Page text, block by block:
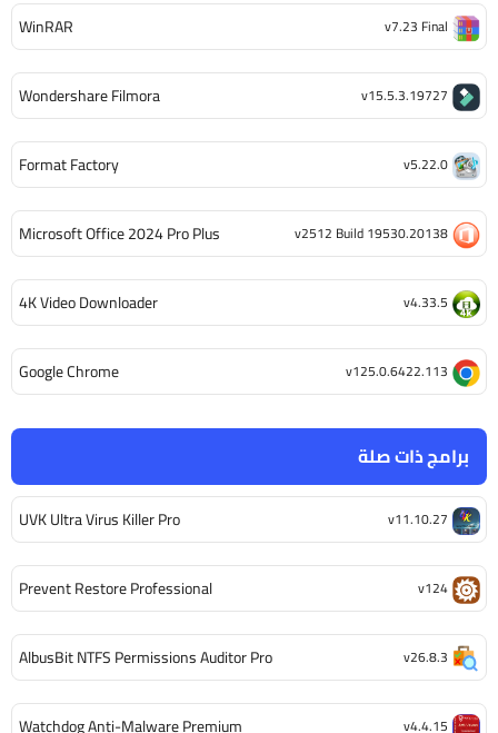
برامج ذات صلة
UVK Ultra Virus Killer Pro v11.10.27
Prevent Restore Professional v124
AlbusBit NTFS Permissions Auditor Pro v26.8.3
Watchdog Anti-Malware Premium v4.4.15
WinRAR v7.23 Final
Wondershare Filmora v15.5.3.19727
Format Factory v5.22.0
Microsoft Office 2024 Pro Plus v2512 Build 19530.20138
4K Video Downloader v4.33.5
Google Chrome v125.0.6422.113